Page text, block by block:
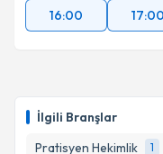
İlgili Branşlar
Pratisyen Hekimlik
1
16:00
17:00